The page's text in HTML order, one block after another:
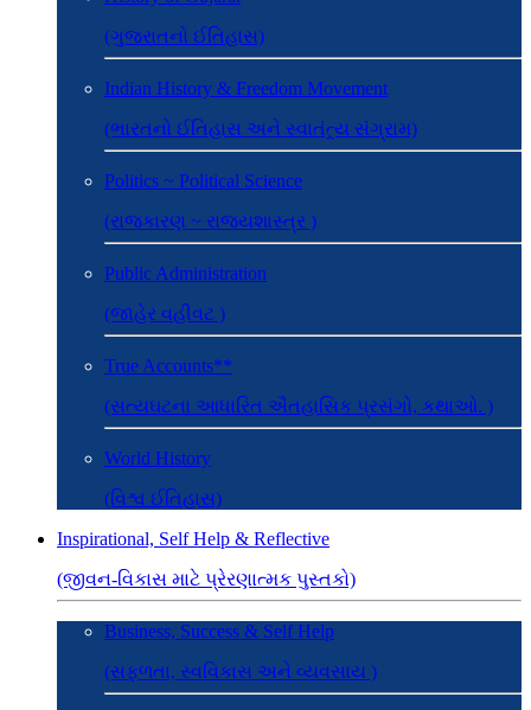
(ગુજરાતનો ઈતિહાસ)
Indian History & Freedom Movement
(ભારતનો ઈતિહાસ અને સ્વાતંત્ર્ય સંગ્રામ)
Politics ~ Political Science
(રાજકારણ ~ રાજ્યશાસ્ત્ર )
Public Administration
(જાહેર વહીવટ )
True Accounts**
(સત્યઘટના આધારિત ઐતહાસિક પ્રસંગો, કથાઓ. )
World History
(વિશ્વ ઈતિહાસ)
Inspirational, Self Help & Reflective
(જીવન-વિકાસ માટે પ્રેરણાત્મક પુસ્તકો)
Business, Success & Self Help
(સફળતા, સ્વવિકાસ અને વ્યવસાય )